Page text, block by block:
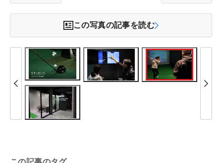
この写真の記事を読む